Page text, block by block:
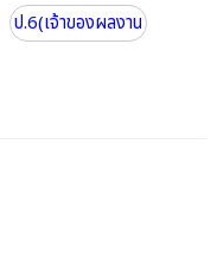
ป.6(เจ้าของผลงาน